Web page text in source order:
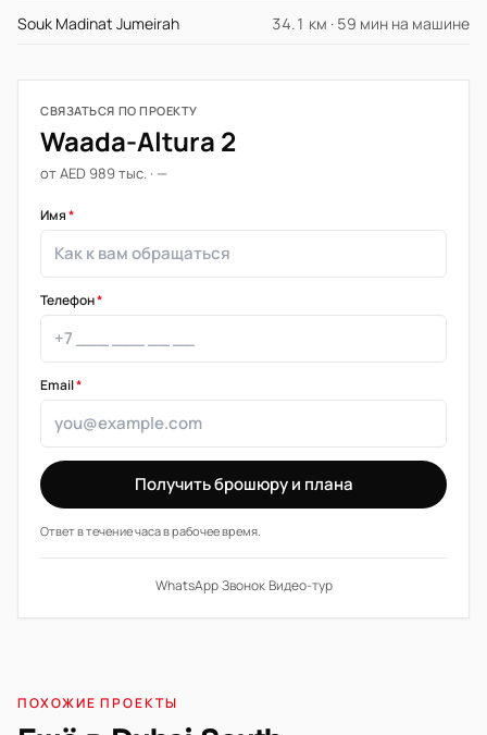
Souk Madinat Jumeirah 34.1 км · 59 мин на машине
СВЯЗАТЬСЯ ПО ПРОЕКТУ
Waada-Altura 2
от AED 989 тыс. · —
Имя*
Телефон*
Email*
Получить брошюру и плана
Ответ в течение часа в рабочее время.
WhatsApp·Звонок·Видео-тур
ПОХОЖИЕ ПРОЕКТЫ